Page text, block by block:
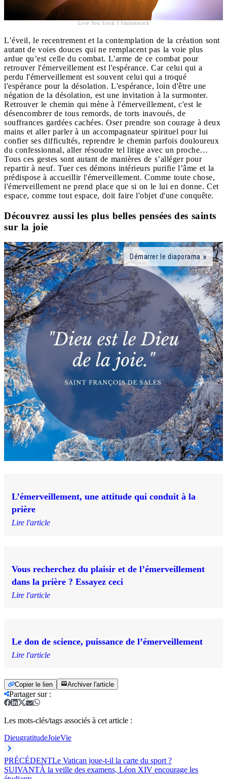
Love You Stock I Shutterstock
L’éveil, le recentrement et la contemplation de la création sont
autant de voies douces qui ne remplacent pas la voie plus
ardue qu’est celle du combat. L'arme de ce combat pour
retrouver l'émerveillement est l'espérance. Car celui qui a
perdu l'émerveillement est souvent celui qui a troqué
l'espérance pour la désolation. L'espérance, loin d'être une
négation de la désolation, est une invitation à la surmonter.
Retrouver le chemin qui mène à l'émerveillement, c'est le
désencombrer de tous remords, de torts inavoués, de
souffrances gardées cachées. Oser prendre son courage à deux
mains et aller parler à un accompagnateur spirituel pour lui
confier ses difficultés, reprendre le chemin parfois douloureux
du confessionnal, aller résoudre tel litige avec un proche…
Tous ces gestes sont autant de manières de s’alléger pour
repartir à neuf. Tuer ces démons intérieurs purifie l’âme et la
prédispose à accueillir l'émerveillement. Comme toute chose,
l'émerveillement ne prend place que si on le lui en donne. Cet
espace, comme tout espace, doit faire l'objet d'une conquête.
Découvrez aussi les plus belles pensées des saints
sur la joie
Démarrer le diaporama
L’émerveillement, une attitude qui conduit à la
prière
Lire l'article
Vous recherchez du plaisir et de l’émerveillement
dans la prière ? Essayez ceci
Lire l'article
Le don de science, puissance de l’émerveillement
Lire l'article
Copier le lien Archiver l'article
Partager sur:
Les mots-clés/tags associés à cet article :
DieugratitudeJoieVie
PRÉCÉDENTLe Vatican joue-t-il la carte du sport ?
SUIVANTÀ la veille des examens, Léon XIV encourage les